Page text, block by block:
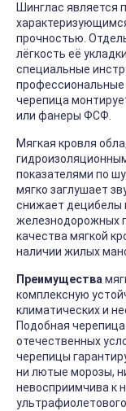
Шинглас является
прочностью.
лёгкость её
специальные
профессиональные
черепица
или фанеры ФСФ.
Мягкая кровля
показателями по
мягко заглушает
снижает децибелы
железнодорожных
качества мягкой
наличии жилых
Преимущества
комплексную
климатических и
Подобная
отечественных
черепицы
ни лютые морозы,
невосприимчива к